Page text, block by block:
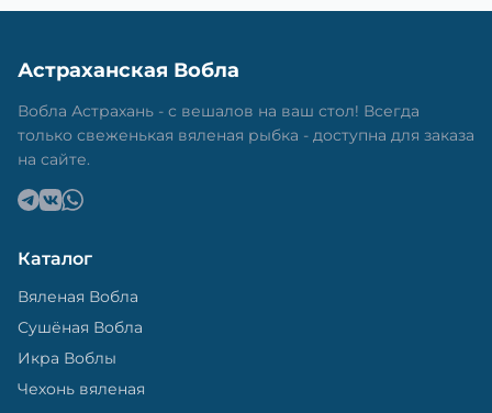
Астраханская Вобла
Вобла Астрахань - с вешалов на ваш стол! Всегда
только свеженькая вяленая рыбка - доступна для заказа
на сайте.
Каталог
Вяленая Вобла
Сушёная Вобла
Икра Воблы
Чехонь вяленая